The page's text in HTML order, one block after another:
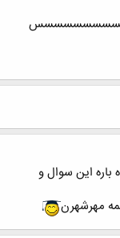
اين سوال و
مهرشهرن